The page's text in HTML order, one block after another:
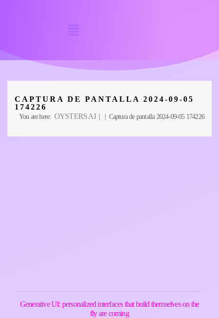
CAPTURA DE PANTALLA 2024-09-05
174226
You are here: OYSTERS AI | | Captura de pantalla 2024-09-05 174226
Generative UI: personalized interfaces that build themselves on the
fly are coming